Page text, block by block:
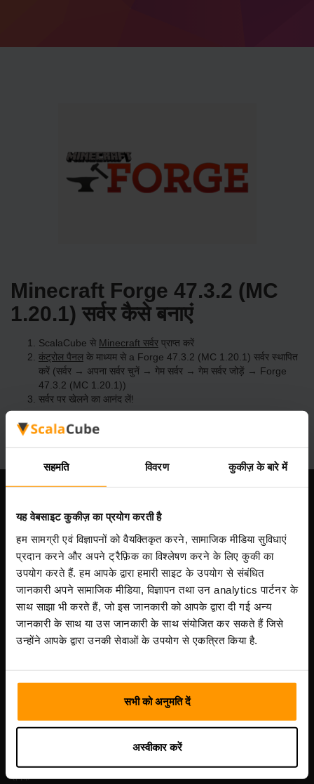
सहमति विवरण कुकीज़ के बारे में
यह वेबसाइट कुकीज़ का प्रयोग करती है
हम सामग्री एवं विज्ञापनों को वैयक्तिकृत करने, सामाजिक मीडिया सुविधाएं
प्रदान करने और अपने ट्रैफ़िक का विश्लेषण करने के लिए कुकी का
उपयोग करते हैं. हम आपके द्वारा हमारी साइट के उपयोग से संबंधित
जानकारी अपने सामाजिक मीडिया, विज्ञापन तथा उन analytics पार्टनर के
साथ साझा भी करते हैं, जो इस जानकारी को आपके द्वारा दी गई अन्य
जानकारी के साथ या उस जानकारी के साथ संयोजित कर सकते हैं जिसे
उन्होंने आपके द्वारा उनकी सेवाओं के उपयोग से एकत्रित किया है.
सभी को अनुमति दें
अस्वीकार करें
Minecraft Forge 47.3.2 (MC
1.20.1) सर्वर कैसे बनाएं
ScalaCube से Minecraft सर्वर प्राप्त करें
कंट्रोल पैनल के माध्यम से a Forge 47.3.2 (MC 1.20.1) सर्वर स्थापित
करें (सर्वर → अपना सर्वर चुनें → गेम सर्वर → गेम सर्वर जोड़ें → Forge
47.3.2 (MC 1.20.1))
सर्वर पर खेलने का आनंद लें!
Scalable Hosting Solutions OÜ
पंजीकरण कोड: 14652605
VAT संख्या: EE102133820
पता: Harju maakond, Tallinn, Kesklinna linnaosa,
Vesivärava tn 50-201, 10152
त्वरित नेविगेशन
संपर्क